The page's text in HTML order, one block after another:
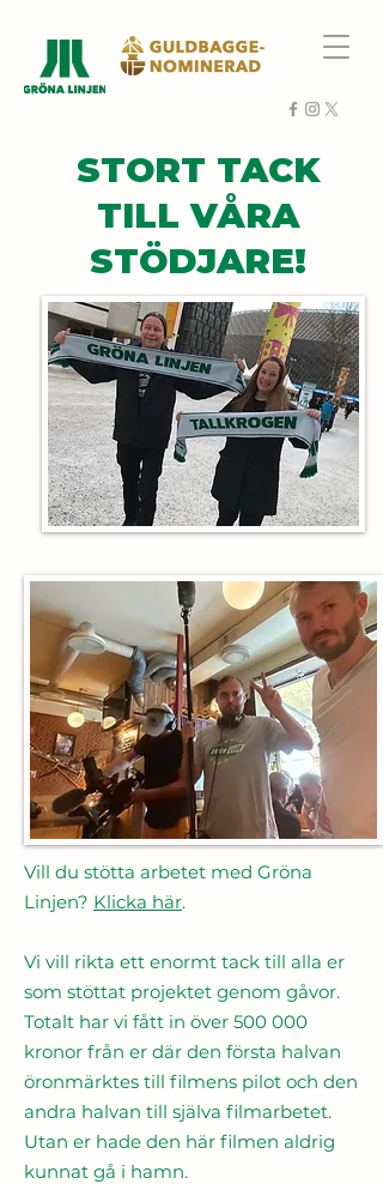
STORT TACK
TILL VÅRA
STÖDJARE!
Vill du stötta arbetet med Gröna
Linjen? Klicka här.
Vi vill rikta ett enormt tack till alla er
som stöttat projektet genom gåvor.
Totalt har vi fått in över 500 000
kronor från er där den första halvan
öronmärktes till filmens pilot och den
andra halvan till själva filmarbetet.
Utan er hade den här filmen aldrig
kunnat gå i hamn.